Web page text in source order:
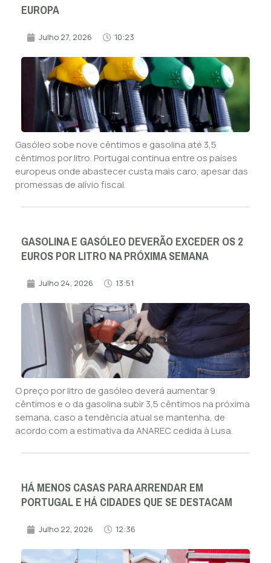
EUROPA
Julho 27, 2026 10:23
Gasóleo sobe nove cêntimos e gasolina até 3,5
cêntimos por litro. Portugal continua entre os países
europeus onde abastecer custa mais caro, apesar das
promessas de alívio fiscal.
GASOLINA E GASÓLEO DEVERÃO EXCEDER OS 2
EUROS POR LITRO NA PRÓXIMA SEMANA
Julho 24, 2026 13:51
O preço por litro de gasóleo deverá aumentar 9
cêntimos e o da gasolina subir 3,5 cêntimos na próxima
semana, caso a tendência atual se mantenha, de
acordo com a estimativa da ANAREC cedida à Lusa.
HÁ MENOS CASAS PARA ARRENDAR EM
PORTUGAL E HÁ CIDADES QUE SE DESTACAM
Julho 22, 2026 12:36